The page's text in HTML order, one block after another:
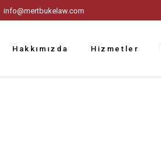
info@mertbukelaw.com
Hakkımızda Hizmetler